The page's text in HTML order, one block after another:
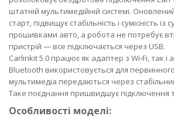
штатній мультимедійній системі.
старт, підвищує стабільність і сумісність із
прошивками авто, а робота не потребує
пристрій — все підключається через USB.
Carlinkit 5.0 працює як адаптер з Wi‑Fi, так і
Bluetooth використовується для
мультимедіа передаються через
Таке поєднання пришвидшує підключення
Особливості моделі: